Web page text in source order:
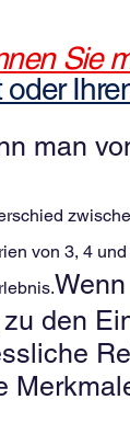
Sie
oder
man
von 3, 4
den